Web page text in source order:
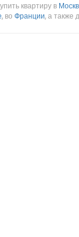
квартиру в
, во Франции, а также